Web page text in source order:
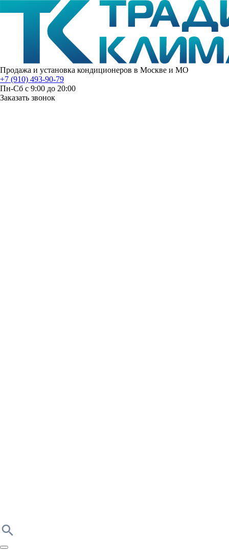
Продажа и установка кондиционеров в Москве и МО
+7 (910) 493-90-79
Пн-Сб с 9:00 до 20:00
Заказать звонок